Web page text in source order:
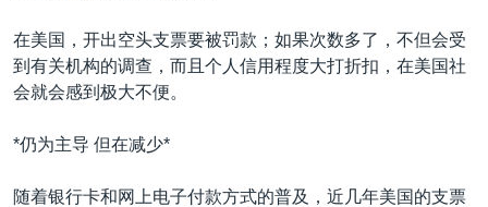
在美国，开出空头支票要被罚款；如果次数多了，不但会受
到有关机构的调查，而且个人信用程度大打折扣，在美国社
会就会感到极大不便。
*仍为主导 但在减少*
随着银行卡和网上电子付款方式的普及，近几年美国的支票